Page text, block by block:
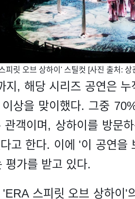
피릿 오브 상하이' 스틸컷 [사진 출처: 상
지, 해당 시리즈 공연은
상을 맞이했다. 그중
관객이며, 상하이를 방문
고 한다. 이에 '이 공연을
평가를 받고 있다.
스피릿 오브 상하이'